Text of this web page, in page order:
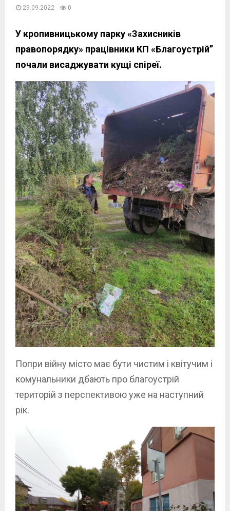
29.09.2022 0
У кропивницькому парку «Захисників
правопорядку» працівники КП «Благоустрій”
почали висаджувати кущі спіреї.
Попри війну місто має бути чистим і квітучим і
комунальники дбають про благоустрій
територій з перспективою уже на наступний
рік.